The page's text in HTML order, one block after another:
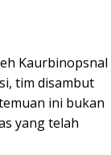
Kaurbinopsnal
tim disambut
ini bukan
yang telah